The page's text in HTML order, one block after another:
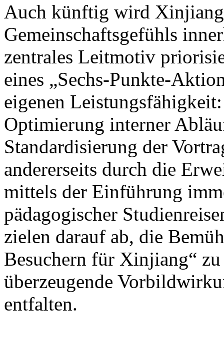
Auch künftig wird Xinjiang
Gemeinschaftsgefühls
zentrales Leitmotiv
eines „Sechs-Punkte-
eigenen
Optimierung interner
Standardisierung der
andererseits durch die
mittels der Einführung
pädagogischer
zielen darauf ab, die
Besuchern für Xinjiang“
überzeugende
entfalten.